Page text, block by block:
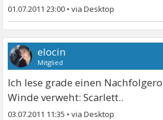
01.07.2011 23:00 •
elocin
Mitglied
Ich lese grade einen
Winde verweht: Scarlett..
03.07.2011 11:35 •